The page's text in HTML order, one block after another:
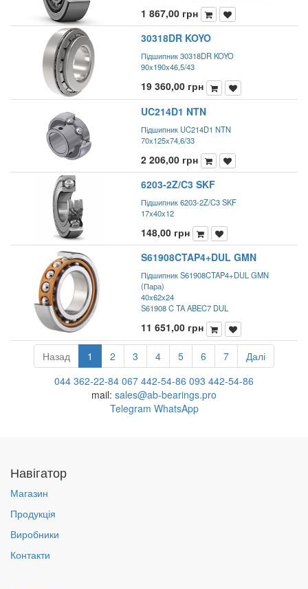
1 867,00 грн
30318DR KOYO
Підшипник 30318DR KOYO
90x190x46,5/43
19 360,00 грн
UC214D1 NTN
Підшипник UC214D1 NTN
70x125x74,6/33
2 206,00 грн
6203-2Z/C3 SKF
Підшипник 6203-2Z/C3 SKF
17x40x12
148,00 грн
S61908CTAP4+DUL GMN
Підшипник S61908CTAP4+DUL GMN
(Пара)
40x62x24
S61908 C TA ABEC7 DUL
11 651,00 грн
Назад 1 2 3 4 5 6 7
Далі
044 362-22-84 067 442-54-86 093 442-54-86
mail: sales@ab-bearings.pro
Telegram WhatsApp
Навігатор
Магазин
Продукція
Виробники
Контакти